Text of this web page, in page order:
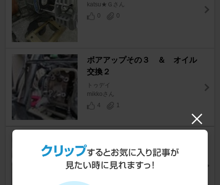
katsu★Ｇさん
0
0
ボアアップその３ ＆ オイル
交換２
トゥデイ
mikkoさん
4
1
トゥデイ
mikkoさん